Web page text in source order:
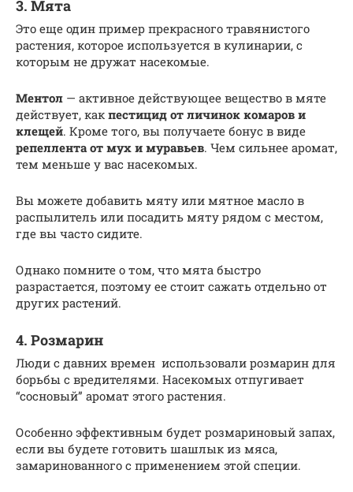
3. Мята
Это еще один пример прекрасного травянистого
растения, которое используется в кулинарии, с
которым не дружат насекомые.
Ментол — активное действующее вещество в мяте
действует, как пестицид от личинок комаров и
клещей. Кроме того, вы получаете бонус в виде
репеллента от мух и муравьев. Чем сильнее аромат,
тем меньше у вас насекомых.
Вы можете добавить мяту или мятное масло в
распылитель или посадить мяту рядом с местом,
где вы часто сидите.
Однако помните о том, что мята быстро
разрастается, поэтому ее стоит сажать отдельно от
других растений.
4. Розмарин
Люди с давних времен использовали розмарин для
борьбы с вредителями. Насекомых отпугивает
“сосновый” аромат этого растения.
Особенно эффективным будет розмариновый запах,
если вы будете готовить шашлык из мяса,
замаринованного с применением этой специи.